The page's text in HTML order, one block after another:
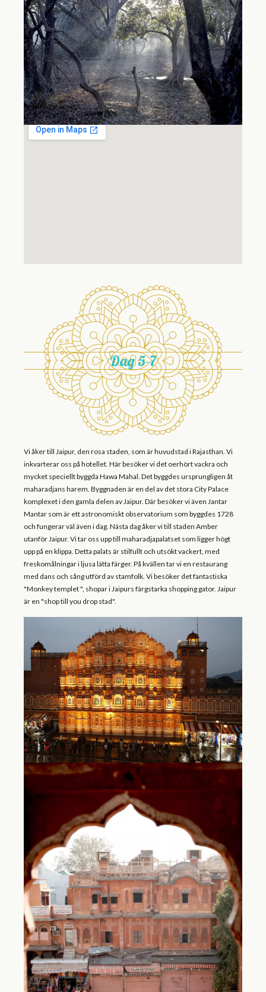
Dag 5-7
Vi åker till Jaipur, den rosa staden, som är huvudstad i Rajasthan. Vi
inkvarterar oss på hotellet. Här besöker vi det oerhört vackra och
mycket speciellt byggda Hawa Mahal. Det byggdes ursprungligen åt
maharadjans harem. Byggnaden är en del av det stora City Palace
komplexet i den gamla delen av Jaipur. Där besöker vi även Jantar
Mantar som är ett astronomiskt observatorium som byggdes 1728
och fungerar väl även i dag. Nästa dag åker vi till staden Amber
utanför Jaipur. Vi tar oss upp till maharadjapalatset som ligger högt
upp på en klippa. Detta palats är stilfullt och utsökt vackert, med
freskomålningar i ljusa lätta färger. På kvällen tar vi en restaurang
med dans och sång utförd av stamfolk. Vi besöker det fantastiska
"Monkey templet ", shopar i Jaipurs färgstarka shopping gator. Jaipur
är en "shop till you drop stad".